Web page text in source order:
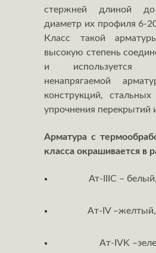
стержней длиной
диаметр их профиля 6-
Класс такой
высокую степень
и используется
ненапрягаемой
конструкций,
упрочнения перекрытий
Арматура с
класса окрашивается в
Ат-IIIС –
Aт-IV
Aт-IVK